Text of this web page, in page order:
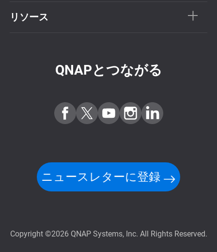
リソース
QNAPとつながる
ニュースレターに登録
Copyright ©2026 QNAP Systems, Inc. All Rights Reserved.